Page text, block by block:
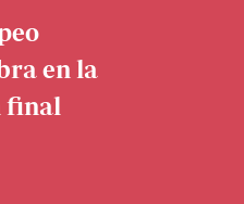
en la
final